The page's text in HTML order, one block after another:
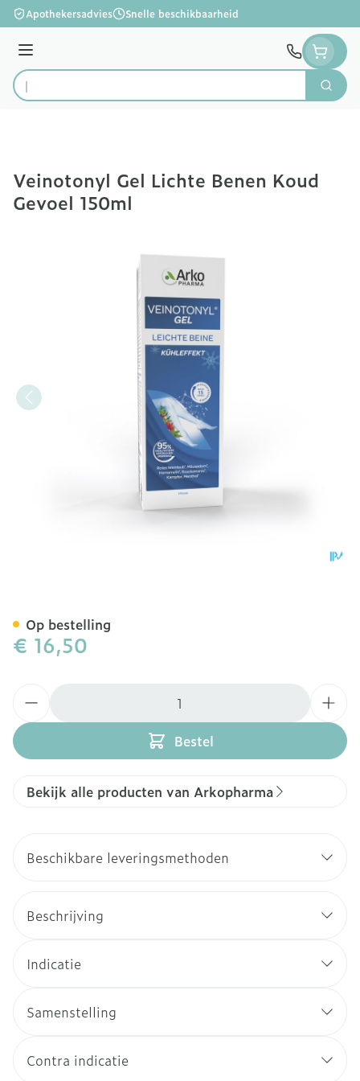
Ga naar de inhoud
Apothekersadvies Snelle beschikbaarheid
Menu
Product, merk, categorie...
Zoek
Veinotonyl Gel Lichte Benen Koud
Gevoel 150ml
€ 16,50
Bestel
Op bestelling
Bekijk alle producten van Arkopharma
Beschikbare leveringsmethoden
Beschrijving
Indicatie
Samenstelling
Contra indicatie